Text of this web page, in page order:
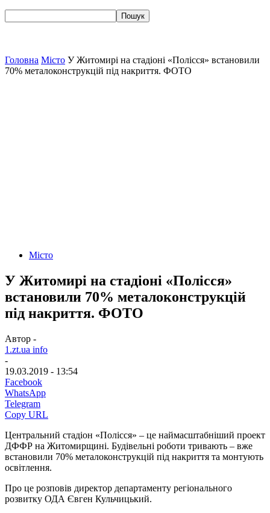
Головна Місто У Житомирі на стадіоні «Полісся» встановили
70% металоконструкцій під накриття. ФОТО
Місто
У Житомирі на стадіоні «Полісся»
встановили 70% металоконструкцій
під накриття. ФОТО
Автор -
1.zt.ua info
-
19.03.2019 - 13:54
Facebook
WhatsApp
Telegram
Copy URL
Центральний стадіон «Полісся» – це наймасштабніший проект
ДФФР на Житомирщині. Будівельні роботи тривають – вже
встановили 70% металоконструкцій під накриття та монтують
освітлення.
Про це розповів директор департаменту регіонального
розвитку ОДА Євген Кульчицький.